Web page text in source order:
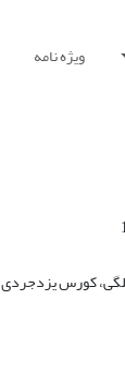
ویژه نامه
کورس یزدجردی